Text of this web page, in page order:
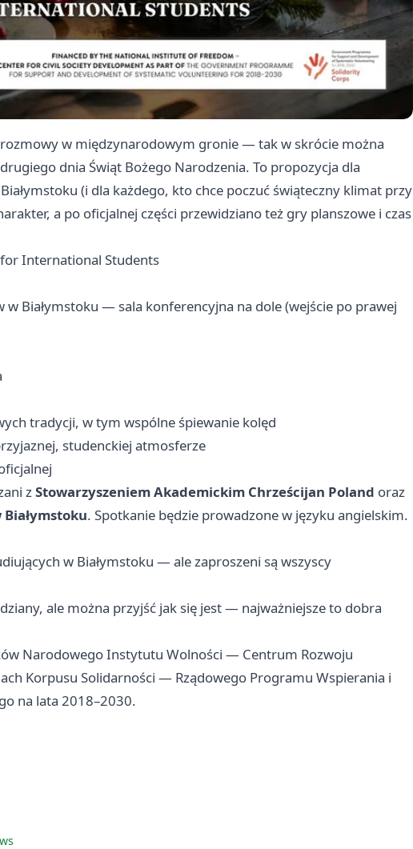
rozmowy w międzynarodowym gronie — tak w skrócie można
dnia Świąt Bożego Narodzenia. To propozycja dla
(i dla każdego, kto chce poczuć świąteczny klimat przy
a po oficjalnej części przewidziano też gry planszowe i czas
International Students
w Białymstoku — sala konferencyjna na dole (wejście po prawej
tradycji, w tym wspólne śpiewanie kolęd
studenckiej atmosferze
z Stowarzyszeniem Akademickim Chrześcijan Poland oraz
. Spotkanie będzie prowadzone w języku angielskim.
w Białymstoku — ale zaproszeni są wszyscy
ale można przyjść jak się jest — najważniejsze to dobra
Narodowego Instytutu Wolności — Centrum Rozwoju
Korpusu Solidarności — Rządowego Programu Wspierania i
na lata 2018–2030.